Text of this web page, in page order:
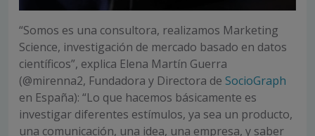
“Somos es una consultora, realizamos Marketing
Science, investigación de mercado basado en datos
científicos”, explica Elena Martín Guerra
(@mirenna2, Fundadora y Directora de SocioGraph
en España): “Lo que hacemos básicamente es
investigar diferentes estímulos, ya sea un producto,
una comunicación, una idea, una empresa, y saber